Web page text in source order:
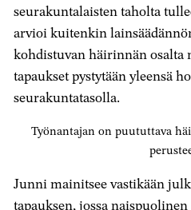
seurakuntalaisten taholta
arvioi kuitenkin
kohdistuvan häirinnän osalta
tapaukset pystytään yleensä
seurakuntatasolla.
Työnantajan on puututtava
Junni mainitsee vastikään
tapauksen, jossa